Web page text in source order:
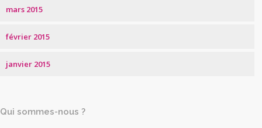
mars 2015
février 2015
janvier 2015
Qui sommes-nous ?